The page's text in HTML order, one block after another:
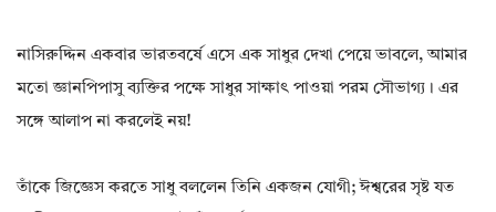
নাসিরুদ্দিন একবার ভারতবর্ষে এসে এক সাধুর দেখা পেয়ে ভাবলে, আমার
মতো জ্ঞানপিপাসু ব্যক্তির পক্ষে সাধুর সাক্ষাৎ পাওয়া পরম সৌভাগ্য। এর
সঙ্গে আলাপ না করলেই নয়!
তাঁকে জিজ্ঞেস করতে সাধু বললেন তিনি একজন যোগী; ঈশ্বরের সৃষ্ট যত